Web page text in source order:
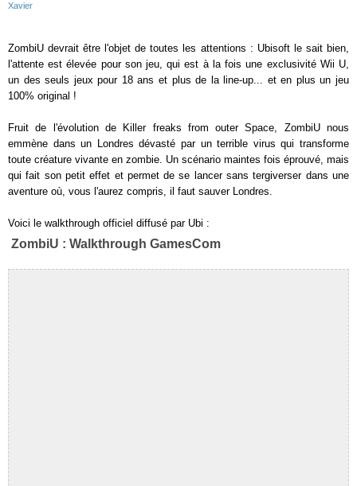
Xavier
ZombiU devrait être l'objet de toutes les attentions : Ubisoft le sait bien,
l'attente est élevée pour son jeu, qui est à la fois une exclusivité Wii U,
un des seuls jeux pour 18 ans et plus de la line-up... et en plus un jeu
100% original !
Fruit de l'évolution de Killer freaks from outer Space, ZombiU nous
emmène dans un Londres dévasté par un terrible virus qui transforme
toute créature vivante en zombie. Un scénario maintes fois éprouvé, mais
qui fait son petit effet et permet de se lancer sans tergiverser dans une
aventure où, vous l'aurez compris, il faut sauver Londres.
Voici le walkthrough officiel diffusé par Ubi :
ZombiU : Walkthrough GamesCom